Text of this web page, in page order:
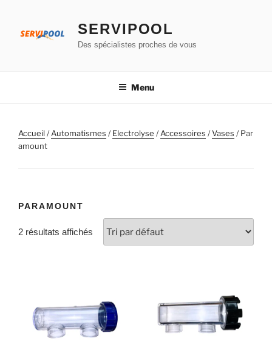
contenu
SERVIPOOL
Des spécialistes proches de vous
Menu
Accueil/Automatismes /Electrolyse /Accessoires /Vases / Par
amount
PARAMOUNT
2 résultats affichés